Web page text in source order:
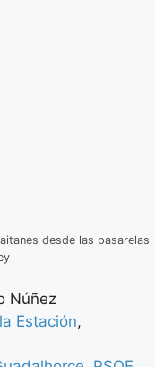
desde las pasarelas
Núñez
Estación,